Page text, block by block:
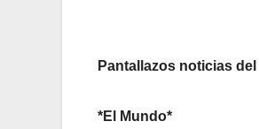
Pantallazos noticias
*El Mundo*